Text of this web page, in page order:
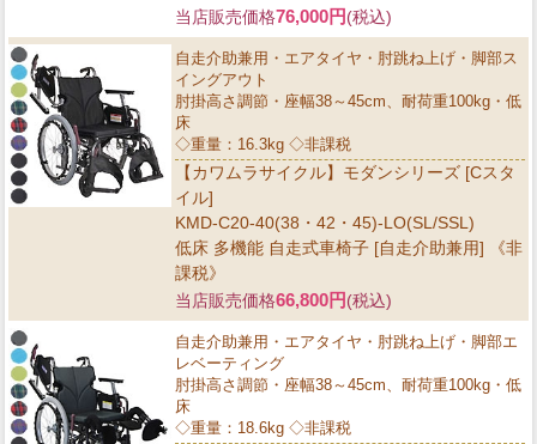
当店販売価格76,000円(税込)
自走介助兼用・エアタイヤ・肘跳ね上げ・脚部ス
イングアウト
肘掛高さ調節・座幅38～45cm、耐荷重100kg・低
床
◇重量：16.3kg ◇非課税
【カワムラサイクル】モダンシリーズ [Cスタ
イル]
KMD-C20-40(38・42・45)-LO(SL/SSL)
低床 多機能 自走式車椅子 [自走介助兼用] 《非
課税》
当店販売価格66,800円(税込)
自走介助兼用・エアタイヤ・肘跳ね上げ・脚部エ
レベーティング
肘掛高さ調節・座幅38～45cm、耐荷重100kg・低
床
◇重量：18.6kg ◇非課税